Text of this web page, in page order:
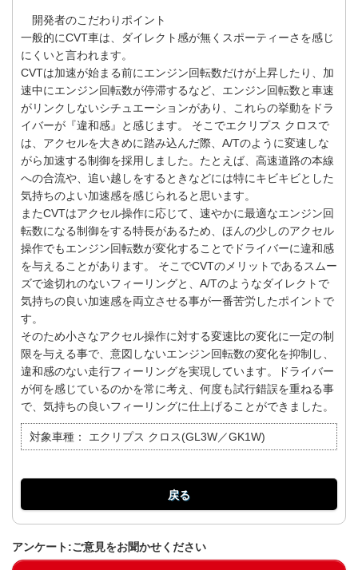
開発者のこだわりポイント
一般的にCVT車は、ダイレクト感が無くスポーティーさを感じ
にくいと言われます。
CVTは加速が始まる前にエンジン回転数だけが上昇したり、加
速中にエンジン回転数が停滞するなど、エンジン回転数と車速
がリンクしないシチュエーションがあり、これらの挙動をドラ
イバーが『違和感』と感じます。 そこでエクリプス クロスで
は、アクセルを大きめに踏み込んだ際、A/Tのように変速しな
がら加速する制御を採用しました。たとえば、高速道路の本線
への合流や、追い越しをするときなどには特にキビキビとした
気持ちのよい加速感を感じられると思います。
またCVTはアクセル操作に応じて、速やかに最適なエンジン回
転数になる制御をする特長があるため、ほんの少しのアクセル
操作でもエンジン回転数が変化することでドライバーに違和感
を与えることがあります。 そこでCVTのメリットであるスムー
ズで途切れのないフィーリングと、A/Tのようなダイレクトで
気持ちの良い加速感を両立させる事が一番苦労したポイントで
す。
そのため小さなアクセル操作に対する変速比の変化に一定の制
限を与える事で、意図しないエンジン回転数の変化を抑制し、
違和感のない走行フィーリングを実現しています。ドライバー
が何を感じているのかを常に考え、何度も試行錯誤を重ねる事
で、気持ちの良いフィーリングに仕上げることができました。
対象車種： エクリプス クロス(GL3W／GK1W)
戻る
アンケート:ご意見をお聞かせください